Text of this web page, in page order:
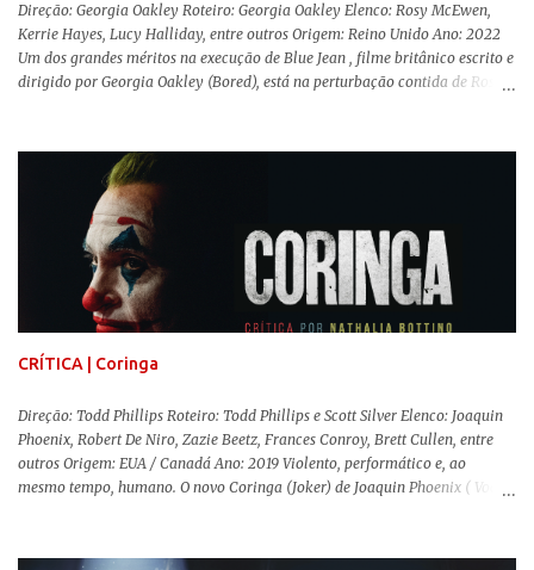
Direção: Georgia Oakley Roteiro: Georgia Oakley Elenco: Rosy McEwen,
Kerrie Hayes, Lucy Halliday, entre outros Origem: Reino Unido Ano: 2022
Um dos grandes méritos na execução de Blue Jean , filme britânico escrito e
dirigido por Georgia Oakley (Bored), está na perturbação contida de Rosy
movimentos e falas, equilibrada numa frágil neutralidade entre seu
trabalho e seus afetos, passando noites bebendo e jogando sinuca com seu
grupo de amigas lésbicas e sua amante. É imperativo para ela que ambos
os mundos não se cruzem de modo algum, pois o período histórico no qual
a história se passa - 1988 na Inglaterra - é de um contexto profundamente
conservador e hostil a pessoas queer. Com o governo liderado pela então
primeira-ministra Margaret Tatcher usando recursos supostamente
constitucionais para mobilizar campanhas agressivas ao modo de vida
CRÍTICA | Coringa
Direção: Todd Phillips Roteiro: Todd Phillips e Scott Silver Elenco: Joaquin
Phoenix, Robert De Niro, Zazie Beetz, Frances Conroy, Brett Cullen, entre
outros Origem: EUA / Canadá Ano: 2019 Violento, performático e, ao
mesmo tempo, humano. O novo Coringa (Joker) de Joaquin Phoenix ( Você
Comics . É importante ressaltar que este não é um filme de herói. E muito